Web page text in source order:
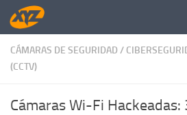
Saltar al contenido
CÁMARAS DE SEGURIDAD /
(CCTV)
Cámaras Wi-Fi Hackeadas: